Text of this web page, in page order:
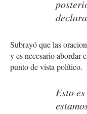
Subrayó que las
y es necesario abordar
punto de vista político.
Esto